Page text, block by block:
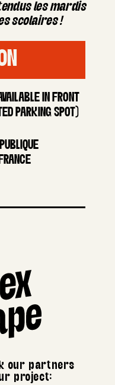
les mardis
scolaires !
IN FRONT
PARKING SPOT)
our partners
project: